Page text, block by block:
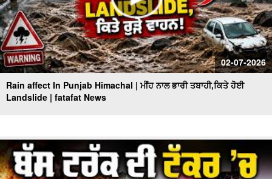
02-07-2026
Rain affect In Punjab Himachal | ਮੀਂਹ ਨਾਲ ਭਾਰੀ ਤਬਾਹੀ,ਕਿਤੇ ਹੋਈ
Landslide | fatafat News